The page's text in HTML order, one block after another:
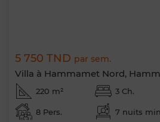
5 750 TND par sem.
Villa à Hammamet Nord,
220 m² 3 Ch.
8 Pers. 7 nuits